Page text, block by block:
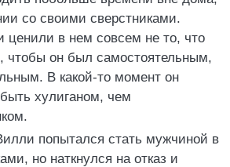
со своими сверстниками.
ценили в нем совсем не то, что
чтобы он был самостоятельным,
В какой-то момент он
хулиганом, чем
попытался стать мужчиной в
но наткнулся на отказ и